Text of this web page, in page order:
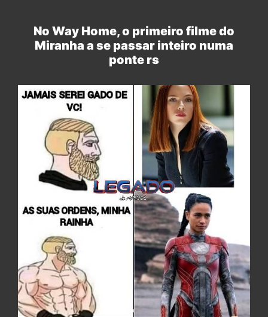
No Way Home, o primeiro filme do
Miranha a se passar inteiro numa
ponte rs